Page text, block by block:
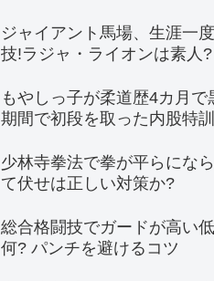
ジャイアント馬場、生涯一
技!ラジャ・ライオンは素人?
もやしっ子が柔道歴4カ月で
期間で初段を取った内股特訓
少林寺拳法で拳が平らにな
て伏せは正しい対策か?
総合格闘技でガードが高い
何? パンチを避けるコツ